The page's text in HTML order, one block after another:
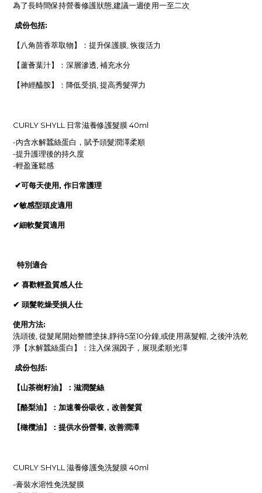
為了長時間保持營養修護狀態,建議一週使用一至二次
成份包括:
【八角茴香萃取物】：提升保護膜,恢復活力
【蘆薈葉汁】：深層滲透,補充水分
【神經醯胺】：降低受損,提高秀髮彈力
CURLY SHYLL 日常滋養修護髮膜 40ml
-內含水解蠶絲蛋白，賦予頭髮潤澤柔順
-提升護理後的持久度
-輕盈蓬鬆感
✔可每天使用, 作日常護理
✔敏感型頭皮適用
✔細軟髮質適用
特別適合
✔ 喜歡輕盈質感人仕
✔ 頭髮乾燥受損人仕
使用方法:
洗頭後, 從髮尾開始整體塗抹,靜待5至10分鐘,或使用蒸髮帽, 之後沖洗乾
淨【水解蠶絲蛋白】：注入保濕因子，展現柔順光澤
成份包括:
【山茶樹籽油】：滋潤髮絲
【酪梨油】：加速養份吸收，改善髮質
【橄欖油】：提供水份營養, 改善潤澤
CURLY SHYLL 滋養修護免洗髮膜 40ml
-膏裝水溶性免洗髮膜